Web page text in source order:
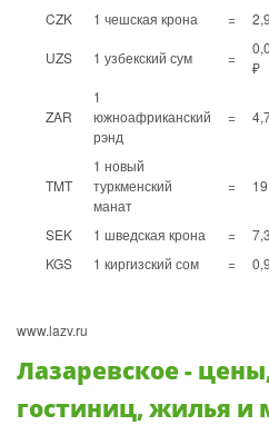
CZK
1 чешская крона =
UZS 1 узбекский сум =
₽
ZAR
1
южноафриканский
рэнд
=
TMT
1 новый
туркменский
манат
=
SEK 1 шведская крона =
KGS
1 киргизский сом =
www.lazv.ru
Лазаревское -
гостиниц, жилья и